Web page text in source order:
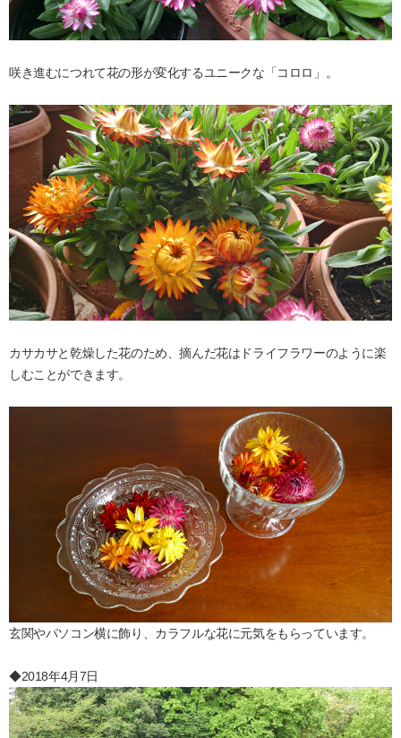
咲き進むにつれて花の形が変化するユニークな「コロロ」。
カサカサと乾燥した花のため、摘んだ花はドライフラワーのように楽
しむことができます。
玄関やパソコン横に飾り、カラフルな花に元気をもらっています。
◆2018年4月7日